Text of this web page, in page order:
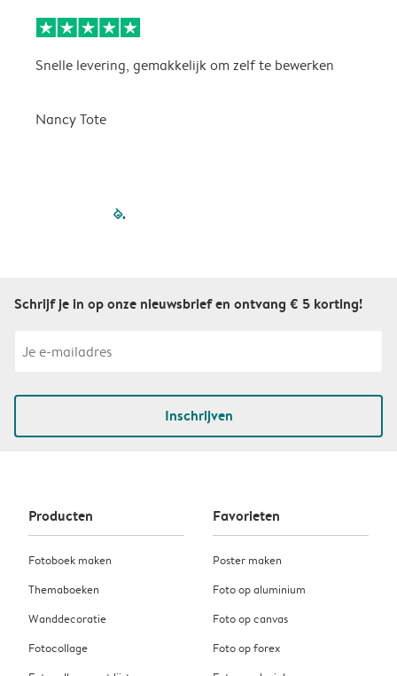
Snelle levering, gemakkelijk om zelf te bewerken
Nancy Tote
filled-pagination
Schrijf je in op onze nieuwsbrief en ontvang € 5 korting!
Inschrijven
Producten
Fotoboek maken
Themaboeken
Wanddecoratie
Fotocollage
Favorieten
Poster maken
Foto op aluminium
Foto op canvas
Foto op forex